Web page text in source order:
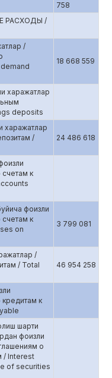
758
РАСХОДЫ /
/
18 668 559
харажатлар
deposits
харажатлар
/
24 486 618
к
фоизли
к
on
3 799 081
/
/ Total
46 954 258
к
шарти
фоизли
о
/ Interest
of securities